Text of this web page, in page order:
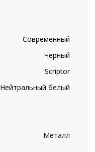
Современный
Черный
Scriptor
Нейтральный белый
Металл